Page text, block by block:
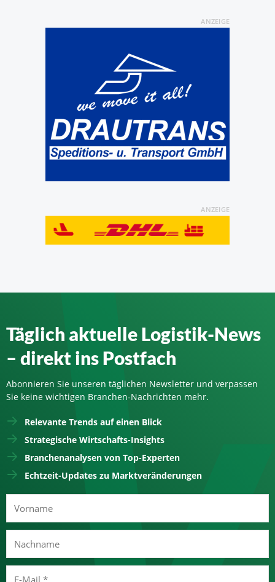
ANZEIGE
ANZEIGE
Täglich aktuelle Logistik-News
– direkt ins Postfach
Abonnieren Sie unseren täglichen Newsletter und verpassen
Sie keine wichtigen Branchen-Nachrichten mehr.
Relevante Trends auf einen Blick
Strategische Wirtschafts-Insights
Branchenanalysen von Top-Experten
Echtzeit-Updates zu Marktveränderungen